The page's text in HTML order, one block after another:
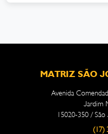
MATRIZ SÃO
Avenida
Jardim
15020-350 /
(17)